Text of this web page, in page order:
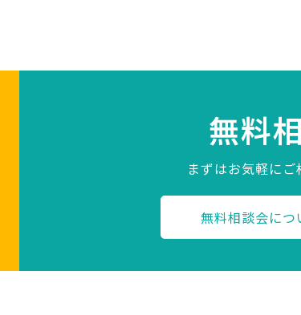
無料
まずはお気軽にご
無料相談会につ